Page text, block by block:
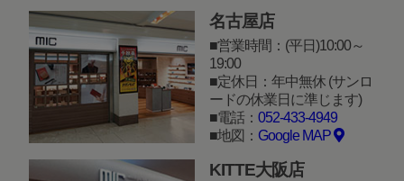
名古屋店
営業時間：(平日)10:00～
19:00
定休日：年中無休 (サンロ
ードの休業日に準じます)
電話： 052-433-4949
地図： Google MAP
KITTE大阪店